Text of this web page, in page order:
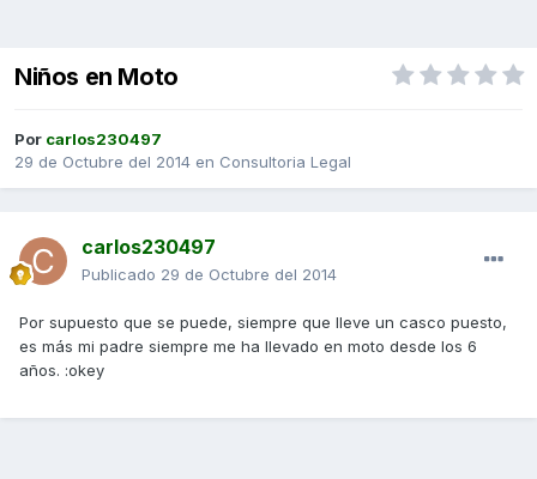
Niños en Moto
Por carlos230497
29 de Octubre del 2014 en Consultoria Legal
carlos230497
Publicado 29 de Octubre del 2014
Por supuesto que se puede, siempre que lleve un casco puesto,
es más mi padre siempre me ha llevado en moto desde los 6
años. :okey